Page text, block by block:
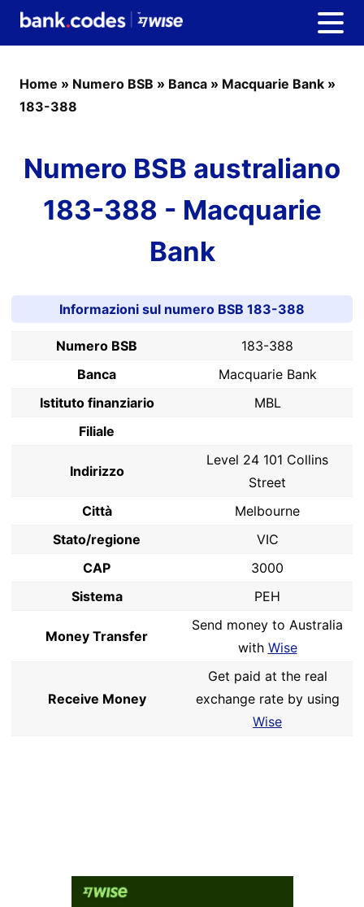
Home » Numero BSB » Banca » Macquarie Bank »
183-388
Numero BSB australiano
183-388 - Macquarie
Bank
Informazioni sul numero BSB 183-388
Numero BSB
183-388
Banca
Macquarie Bank
Istituto finanziario
MBL
Filiale
Indirizzo
Level 24 101 Collins
Street
Città
Melbourne
Stato/regione
VIC
CAP
3000
Sistema
PEH
Money Transfer
Send money to Australia
with Wise
Receive Money
Get paid at the real
exchange rate by using
Wise